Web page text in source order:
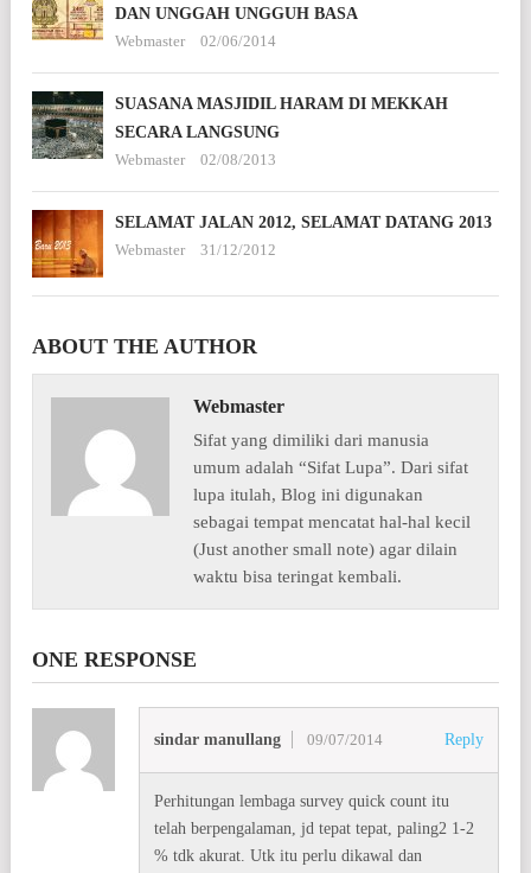
DAN UNGGAH UNGGUH BASA
Webmaster
02/06/2014
SUASANA MASJIDIL HARAM DI MEKKAH
SECARA LANGSUNG
Webmaster
02/08/2013
SELAMAT JALAN 2012, SELAMAT DATANG 2013
Webmaster
31/12/2012
ABOUT THE AUTHOR
Webmaster
Sifat yang dimiliki dari manusia
umum adalah “Sifat Lupa”. Dari sifat
lupa itulah, Blog ini digunakan
sebagai tempat mencatat hal-hal kecil
(Just another small note) agar dilain
waktu bisa teringat kembali.
ONE RESPONSE
sindar manullang 09/07/2014 Reply
Perhitungan lembaga survey quick count itu
telah berpengalaman, jd tepat tepat, paling2 1-2
% tdk akurat. Utk itu perlu dikawal dan